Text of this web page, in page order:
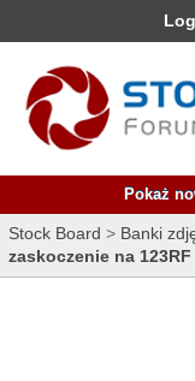
Pokaż
Stock Board > Banki
zaskoczenie na 123RF